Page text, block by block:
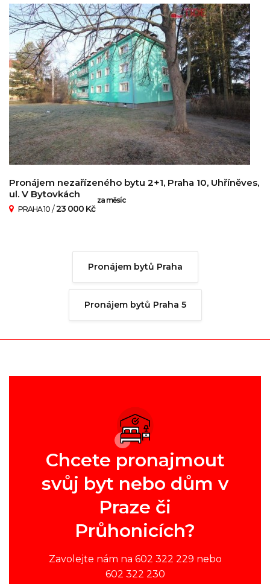
Pronájem nezařízeného bytu 2+1, Praha 10, Uhříněves,
ul. V Bytovkách
PRAHA 10 /23 000 Kč
za měsíc
Pronájem bytů Praha
Pronájem bytů Praha 5
Chcete pronajmout
svůj byt nebo dům v
Praze či
Průhonicích?
Zavolejte nám na 602 322 229 nebo
602 322 230